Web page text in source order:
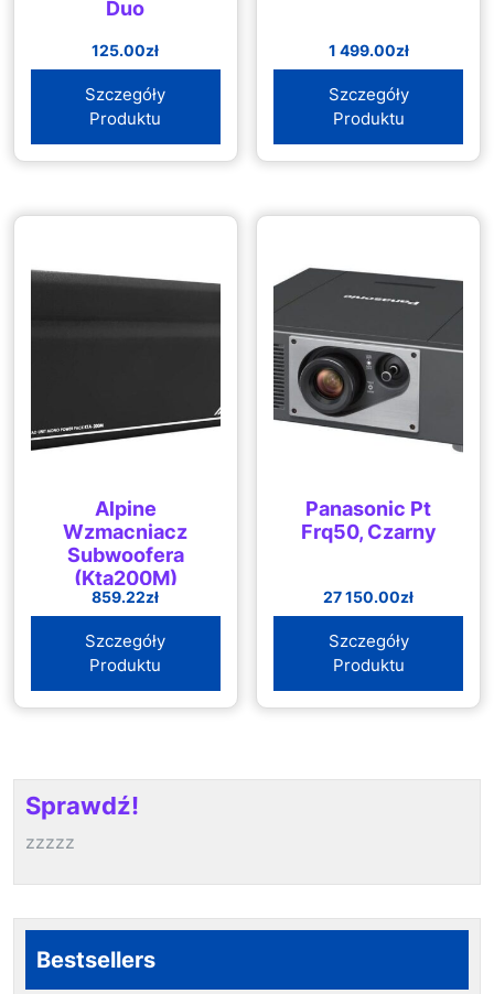
Duo
125.00zł
Szczegóły
Produktu
1 499.00zł
Szczegóły
Produktu
Alpine
Wzmacniacz
Subwoofera
(Kta200M)
859.22zł
Szczegóły
Produktu
Panasonic Pt
Frq50, Czarny
27 150.00zł
Szczegóły
Produktu
Sprawdź!
zzzzz
Bestsellers